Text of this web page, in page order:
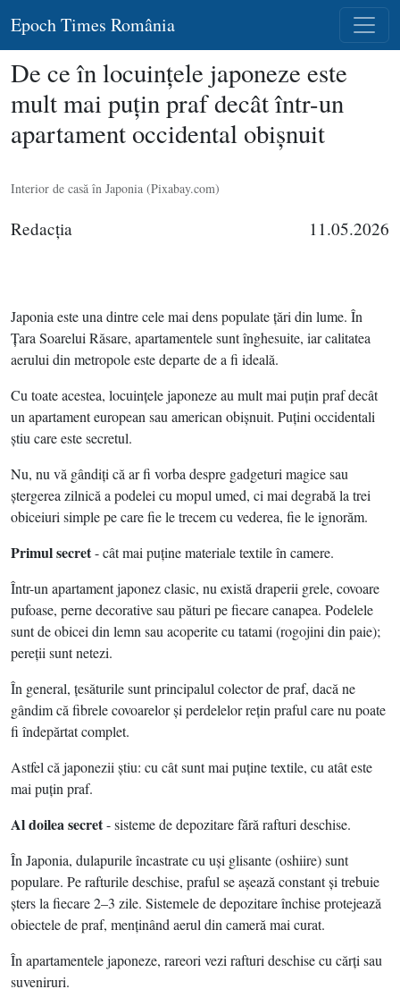
Epoch Times România
De ce în locuinţele japoneze este
mult mai puţin praf decât într-un
apartament occidental obişnuit
Interior de casă în Japonia (Pixabay.com)
Redacţia 11.05.2026
Japonia este una dintre cele mai dens populate ţări din lume. În
Ţara Soarelui Răsare, apartamentele sunt înghesuite, iar calitatea
aerului din metropole este departe de a fi ideală.
Cu toate acestea, locuinţele japoneze au mult mai puţin praf decât
un apartament european sau american obişnuit. Puţini occidentali
ştiu care este secretul.
Nu, nu vă gândiţi că ar fi vorba despre gadgeturi magice sau
ştergerea zilnică a podelei cu mopul umed, ci mai degrabă la trei
obiceiuri simple pe care fie le trecem cu vederea, fie le ignorăm.
Primul secret- cât mai puţine materiale textile în camere.
Într-un apartament japonez clasic, nu există draperii grele, covoare
pufoase, perne decorative sau pături pe fiecare canapea. Podelele
sunt de obicei din lemn sau acoperite cu tatami (rogojini din paie);
pereţii sunt netezi.
În general, ţesăturile sunt principalul colector de praf, dacă ne
gândim că fibrele covoarelor şi perdelelor reţin praful care nu poate
fi îndepărtat complet.
Astfel că japonezii ştiu: cu cât sunt mai puţine textile, cu atât este
mai puţin praf.
Al doilea secret- sisteme de depozitare fără rafturi deschise.
În Japonia, dulapurile încastrate cu uşi glisante (oshiire) sunt
populare. Pe rafturile deschise, praful se aşează constant şi trebuie
şters la fiecare 2–3 zile. Sistemele de depozitare închise protejează
obiectele de praf, menţinând aerul din cameră mai curat.
În apartamentele japoneze, rareori vezi rafturi deschise cu cărţi sau
suveniruri.